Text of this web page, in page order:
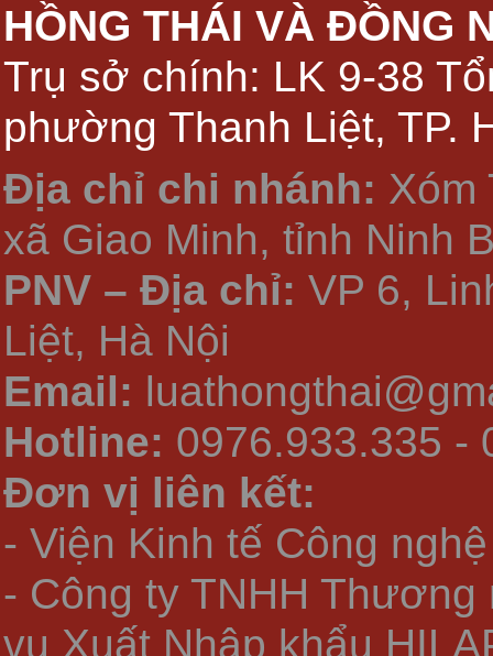
HỒNG THÁI VÀ ĐỒNG
Trụ sở chính: LK 9-38
phường Thanh Liệt, TP.
Địa chỉ chi nhánh: Xóm
xã Giao Minh, tỉnh Ninh
PNV – Địa chỉ: VP 6,
Liệt, Hà Nội
Email:
Hotline: 0976.933.335 -
Đơn vị liên kết:
- Viện Kinh tế Công
- Công ty TNHH Thương
vụ Xuất Nhập khẩu